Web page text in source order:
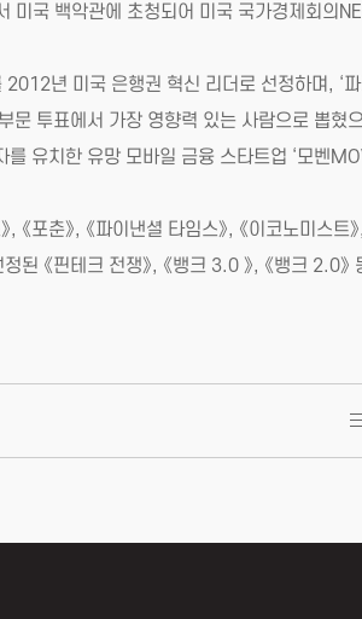
미국 백악관에 초청되어 미국 국가경제회의
2012년 미국 은행권 혁신 리더로 선정하며, ‘
문 투표에서 가장 영향력 있는 사람으로 뽑
유치한 유망 모바일 금융 스타트업 ‘모벤
》, 《포춘》, 《파이낸셜 타임스》, 《이코노
《핀테크 전쟁》, 《뱅크 3.0 》, 《뱅크 2.0》